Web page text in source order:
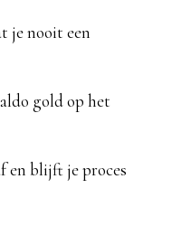
je nooit een
gold op het
en blijft je proces